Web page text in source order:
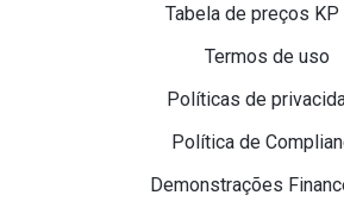
Tabela de preços KP
Termos de uso
Políticas de
Política de
Demonstrações